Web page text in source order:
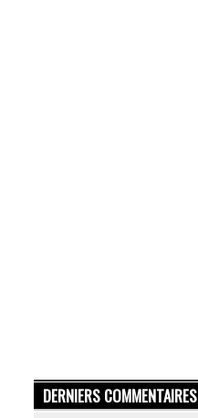
DERNIERS COMMENTAIRES